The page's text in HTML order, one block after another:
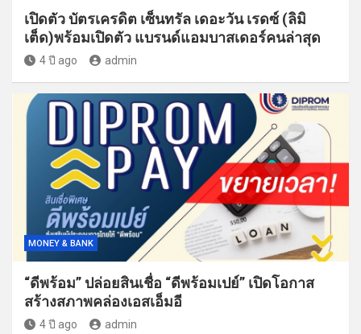
เปิดตัว บัตรเครดิต เซ็นทรัล เดอะวัน เรดซ์ (ลิมิ
เต็ด)พร้อมเปิดตัว แบรนด์แอมบาสเดอร์คนล่าสุด
4 ปี ago admin
MONEY & BANK
“ดีพร้อม” ปล่อยสินเชื่อ “ดีพร้อมเปย์” เปิดโอกาส
สร้างสภาพคล่องเอสเอ็มอี
4 ปี ago admin